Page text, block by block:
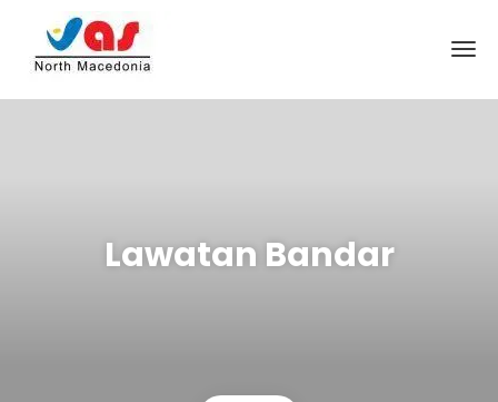
Lawatan Bandar